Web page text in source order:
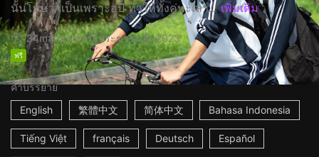
นั้นโทษว่าเป็นเพราะอู่ปี๋ ทำให้ทั้งคู่ทะเลา... เพิ่มเติม
34mสาธารณรัฐประชาชนจีน2023
ฟรี
คำบรรยาย
English
繁體中文 简体中文 Bahasa Indonesia
Tiếng Việt français Deutsch Español